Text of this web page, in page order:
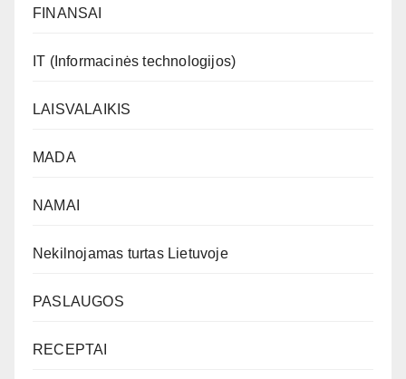
FINANSAI
IT (Informacinės technologijos)
LAISVALAIKIS
MADA
NAMAI
Nekilnojamas turtas Lietuvoje
PASLAUGOS
RECEPTAI